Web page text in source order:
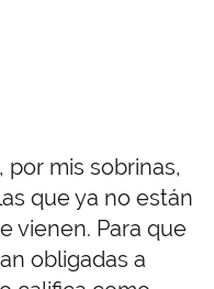
por mis sobrinas,
que ya no están
vienen. Para que
obligadas a